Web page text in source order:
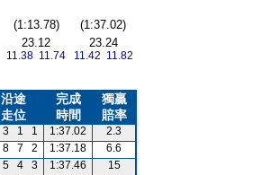
(1:13.78)
(1:37.02)
23.12
11.38 11.74
23.24
11.42 11.82
沿途
走位
完成
時間
獨贏
賠率
3 1 1 1:37.02
2.3
8 7 2 1:37.18
6.6
5 4 3 1:37.46
15